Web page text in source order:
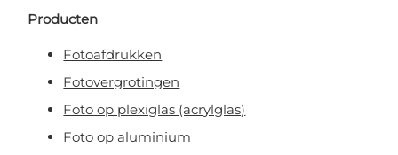
Producten
Fotoafdrukken
Fotovergrotingen
Foto op plexiglas (acrylglas)
Foto op aluminium